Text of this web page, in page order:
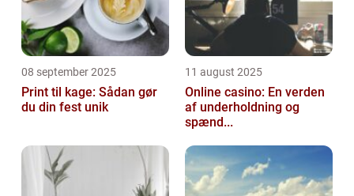
08 september 2025
Print til kage: Sådan gør
du din fest unik
11 august 2025
Online casino: En verden
af underholdning og
spænd...